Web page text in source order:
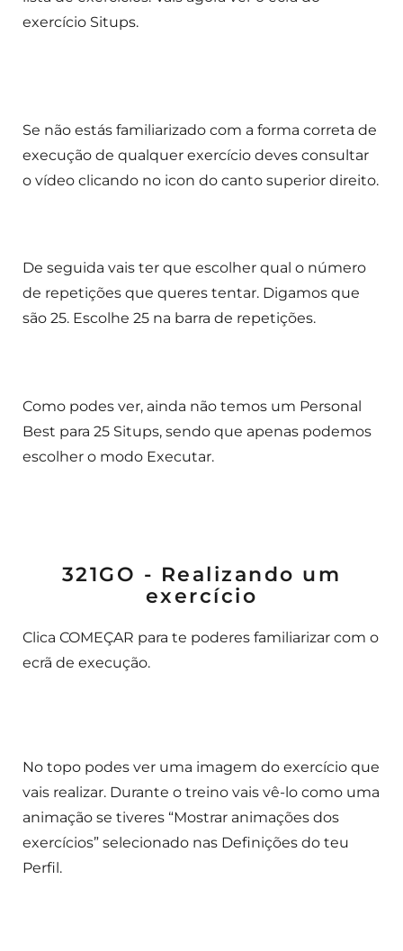
exercício Situps.
Se não estás familiarizado com a forma correta de
execução de qualquer exercício deves consultar
o vídeo clicando no icon do canto superior direito.
De seguida vais ter que escolher qual o número
de repetições que queres tentar. Digamos que
são 25. Escolhe 25 na barra de repetições.
Como podes ver, ainda não temos um Personal
Best para 25 Situps, sendo que apenas podemos
escolher o modo Executar.
321GO - Realizando um
exercício
Clica COMEÇAR para te poderes familiarizar com o
ecrã de execução.
No topo podes ver uma imagem do exercício que
vais realizar. Durante o treino vais vê-lo como uma
animação se tiveres “Mostrar animações dos
exercícios” selecionado nas Definições do teu
Perfil.